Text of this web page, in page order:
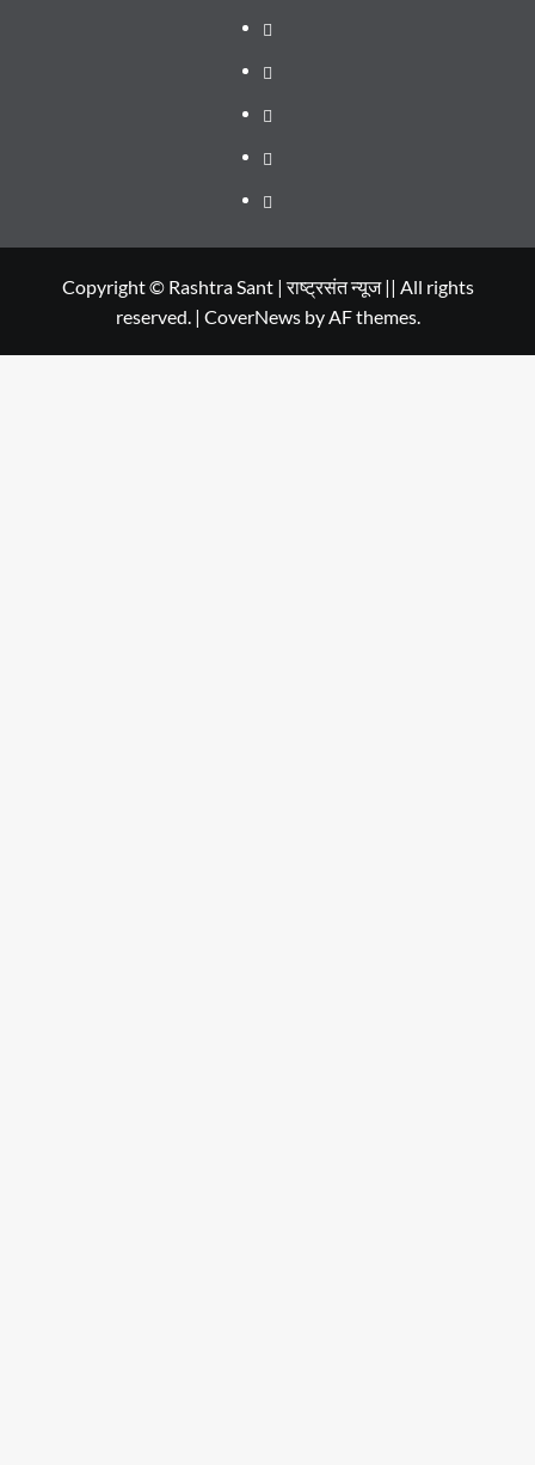
WEB
SERIES
TO
Dehradun
Smart
City
Life
in
Dehradun
Places
to
in
Dehradun
सम्पर्क
Copyright © Rashtra Sant | राष्ट्रसंत न्यूज || All rights
reserved. | CoverNewsby AF themes.